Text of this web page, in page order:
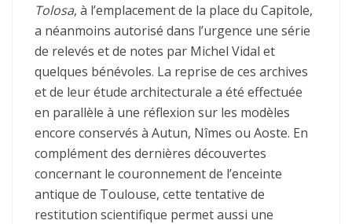
Tolosa, à l’emplacement de la place du Capitole,
a néanmoins autorisé dans l’urgence une série
de relevés et de notes par Michel Vidal et
quelques bénévoles. La reprise de ces archives
et de leur étude architecturale a été effectuée
en parallèle à une réflexion sur les modèles
encore conservés à Autun, Nîmes ou Aoste. En
complément des dernières découvertes
concernant le couronnement de l’enceinte
antique de Toulouse, cette tentative de
restitution scientifique permet aussi une